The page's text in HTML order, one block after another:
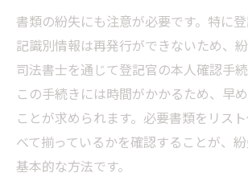
書類の紛失にも注意が必要です。特に
記識別情報は再発行ができないため、
司法書士を通じて登記官の本人確認手続
この手続きには時間がかかるため、早
ことが求められます。必要書類をリス
べて揃っているかを確認することが、
基本的な方法です。